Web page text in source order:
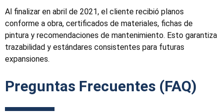
Al finalizar en abril de 2021, el cliente recibió planos
conforme a obra, certificados de materiales, fichas de
pintura y recomendaciones de mantenimiento. Esto garantiza
trazabilidad y estándares consistentes para futuras
expansiones.
Preguntas Frecuentes (FAQ)